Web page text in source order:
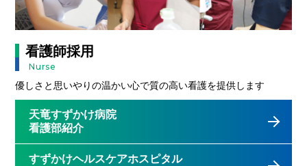
看護師採用
Nurse
優しさと思いやりの温かい心で質の高い看護を提供します
天竜すずかけ病院
看護部紹介
すずかけヘルスケアホスピタル